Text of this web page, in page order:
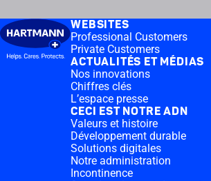
WEBSITES
Professional Customers
Private Customers
ACTUALITÉS ET MÉDIAS
Nos innovations
Chiffres clés
L’espace presse
CECI EST NOTRE ADN
Valeurs et histoire
Développement durable
Solutions digitales
Notre administration
Incontinence